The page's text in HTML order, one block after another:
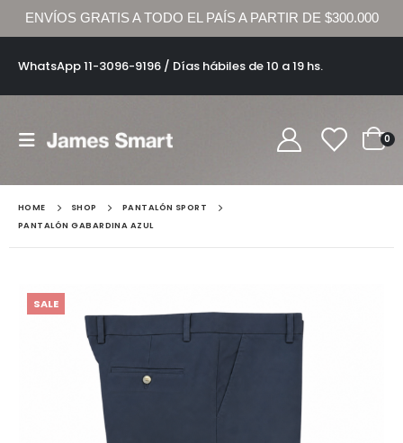
ENVÍOS GRATIS A TODO EL PAÍS A PARTIR DE $300.000
WhatsApp 11-3096-9196 / Días hábiles de 10 a 19 hs.
0
HOME SHOP
PANTALÓN SPORT
PANTALÓN GABARDINA AZUL
SALE